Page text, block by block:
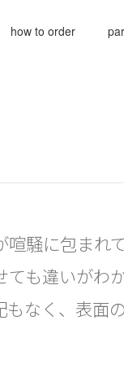
how to order
騒に包ま
も違いが
なく、表